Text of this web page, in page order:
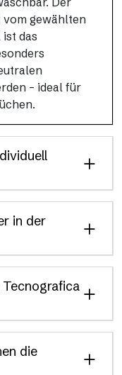
vom gewählten
das
– ideal für
in der
die